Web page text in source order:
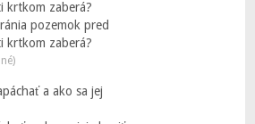
pozemok pred
krtkom zaberá?